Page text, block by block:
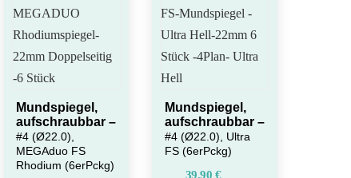
Mundspiegel,
aufschraubbar –
#4 (Ø22.0),
MEGAduo FS
Rhodium (6erPckg)
Mundspiegel,
aufschraubbar –
#4 (Ø22.0), Ultra
FS (6erPckg)
39,90 €